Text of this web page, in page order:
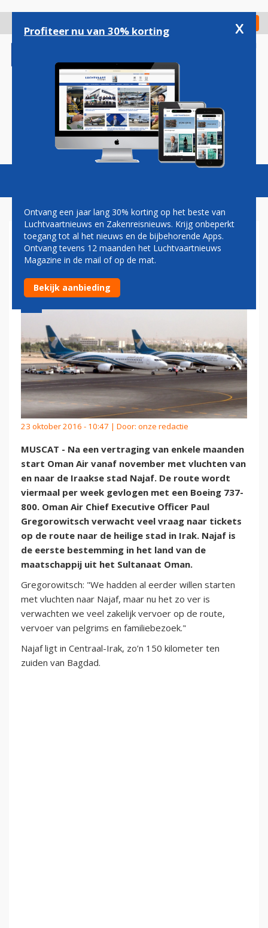
gaan
Check in
Magazine Podcasts Vacatures
OMAN AIR VANAF NOVEMBER
NAAR NAJAF IN IRAK
23 oktober 2016 - 10:47 | Door: onze redactie
MUSCAT - Na een vertraging van enkele maanden
start Oman Air vanaf november met vluchten van
en naar de Iraakse stad Najaf. De route wordt
viermaal per week gevlogen met een Boeing 737-
800. Oman Air Chief Executive Officer Paul
Gregorowitsch verwacht veel vraag naar tickets
op de route naar de heilige stad in Irak. Najaf is
de eerste bestemming in het land van de
maatschappij uit het Sultanaat Oman.
Gregorowitsch: "We hadden al eerder willen starten
met vluchten naar Najaf, maar nu het zo ver is
verwachten we veel zakelijk vervoer op de route,
vervoer van pelgrims en familiebezoek."
Najaf ligt in Centraal-Irak, zo’n 150 kilometer ten
zuiden van Bagdad.
Profiteer nu van 30% korting x
Ontvang een jaar lang 30% korting op het beste van
Luchtvaartnieuws en Zakenreisnieuws. Krijg onbeperkt
toegang tot al het nieuws en de bijbehorende Apps.
Ontvang tevens 12 maanden het Luchtvaartnieuws
Magazine in de mail of op de mat.
Bekijk aanbieding